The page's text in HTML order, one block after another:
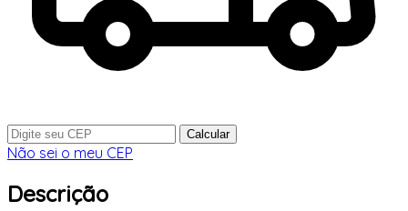
Calcular
Não sei o meu CEP
Descrição